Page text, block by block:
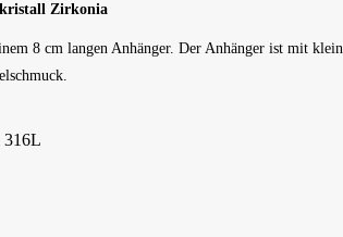
kristall Zirkonia
8 cm langen Anhänger. Der Anhänger ist mit
316L